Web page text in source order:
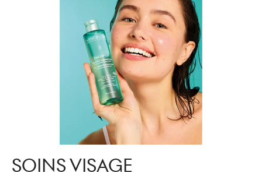
SOINS VISAGE